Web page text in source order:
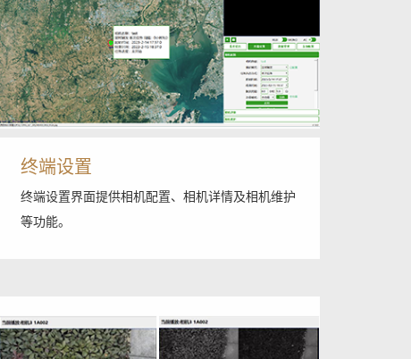
终端设置
终端设置界面提供相机配置、相机详情及相机维护
等功能。